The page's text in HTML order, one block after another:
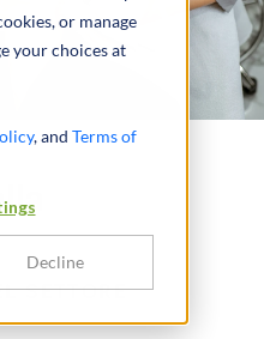
or manage
your choices at
, and Terms of
Decline
SETTORE